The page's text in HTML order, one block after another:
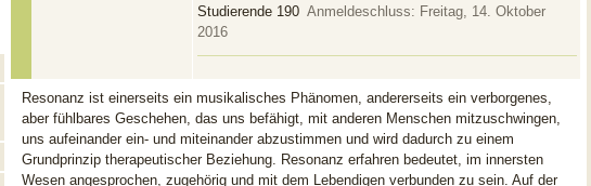
Studierende 190  Anmeldeschluss: Freitag, 14. Oktober
2016
Resonanz ist einerseits ein musikalisches Phänomen, andererseits ein verborgenes,
aber fühlbares Geschehen, das uns befähigt, mit anderen Menschen mitzuschwingen,
uns aufeinander ein- und miteinander abzustimmen und wird dadurch zu einem
Grundprinzip therapeutischer Beziehung. Resonanz erfahren bedeutet, im innersten
Wesen angesprochen, zugehörig und mit dem Lebendigen verbunden zu sein. Auf der